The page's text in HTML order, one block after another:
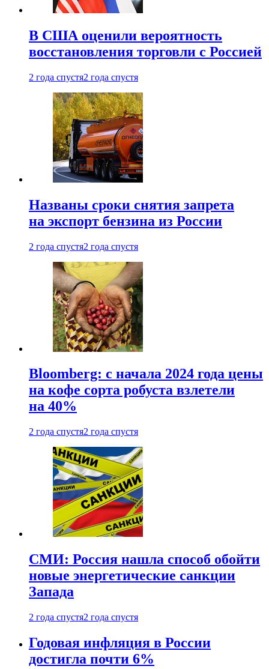
В США оценили вероятность
восстановления торговли с Россией
2 года спустя2 года спустя
Названы сроки снятия запрета
на экспорт бензина из России
2 года спустя2 года спустя
Bloomberg: с начала 2024 года цены
на кофе сорта робуста взлетели
на 40%
2 года спустя2 года спустя
СМИ: Россия нашла способ обойти
новые энергетические санкции
Запада
2 года спустя2 года спустя
Годовая инфляция в России
достигла почти 6%